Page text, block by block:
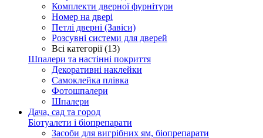
Комплекти дверної фурнітури
Номер на двері
Петлі дверні (Завіси)
Розсувні системи для дверей
Всі категорії (13)
Шпалери та настінні покриття
Декоративні наклейки
Самоклейка плівка
Фотошпалери
Шпалери
Дача, сад та город
Біотуалети і біопрепарати
Засоби для вигрібних ям, біопрепарати